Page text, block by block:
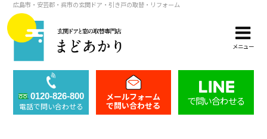
広島市・安芸郡・呉市の玄関ドア・引き戸の取替・リフォーム
メニュー
0120-826-800
電話で問い合わせる
メールフォーム
で問い合わせる で問い合わせる